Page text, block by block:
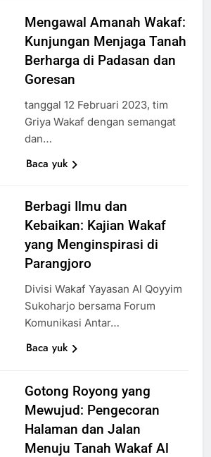
Mengawal Amanah Wakaf:
Kunjungan Menjaga Tanah
Berharga di Padasan dan
Goresan
tanggal 12 Februari 2023, tim
Griya Wakaf dengan semangat
dan…
Baca yuk
Berbagi Ilmu dan
Kebaikan: Kajian Wakaf
yang Menginspirasi di
Parangjoro
Divisi Wakaf Yayasan Al Qoyyim
Sukoharjo bersama Forum
Komunikasi Antar…
Baca yuk
Gotong Royong yang
Mewujud: Pengecoran
Halaman dan Jalan
Menuju Tanah Wakaf Al